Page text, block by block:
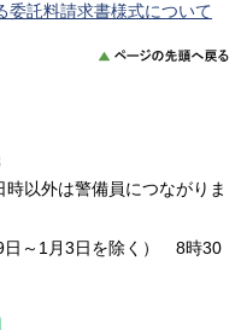
委託料請求書様式について
以外は警備員につながりま
日～1月3日を除く） 8時30